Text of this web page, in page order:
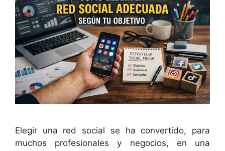
Elegir una red social se ha convertido, para
muchos profesionales y negocios, en una